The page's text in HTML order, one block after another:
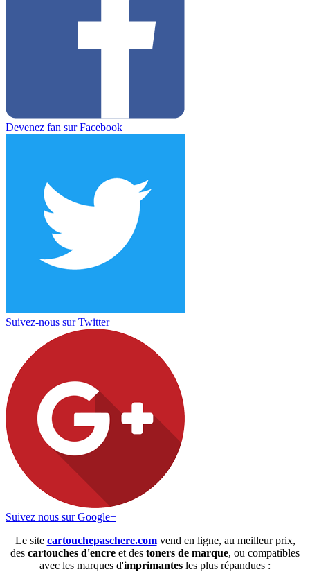
Devenez fan sur Facebook
Suivez-nous sur Twitter
Suivez nous sur Google+
Le site cartouchepaschere.comvend en ligne, au meilleur prix,
des cartouches d'encre et des toners de marque, ou compatibles
avec les marques d'imprimantes les plus répandues :